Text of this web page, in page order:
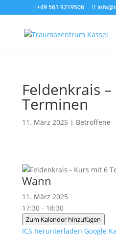
+49 561 9219506
Feldenkrais
Terminen
11. März 2025 | Betroffene
Wann
11. März 2025
17:30 - 18:30
Zum Kalender hinzufügen
ICS herunterladen Google